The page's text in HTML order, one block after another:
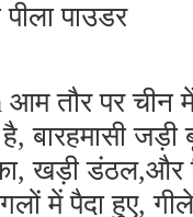
पीला पाउडर
तौर पर चीन में
बारहमासी जड़ी
खड़ी डंठल,और
में पैदा हुए,